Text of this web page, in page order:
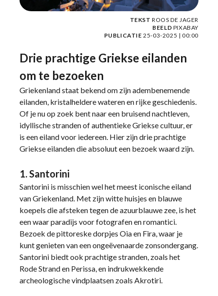
TEKSTROOS DE JAGER
BEELD PIXABAY
PUBLICATIE25-03-2025 | 00:00
Drie prachtige Griekse eilanden
om te bezoeken
Griekenland staat bekend om zijn adembenemende
eilanden, kristalheldere wateren en rijke geschiedenis.
Of je nu op zoek bent naar een bruisend nachtleven,
idyllische stranden of authentieke Griekse cultuur, er
is een eiland voor iedereen. Hier zijn drie prachtige
Griekse eilanden die absoluut een bezoek waard zijn.
1. Santorini
Santorini is misschien wel het meest iconische eiland
van Griekenland. Met zijn witte huisjes en blauwe
koepels die afsteken tegen de azuurblauwe zee, is het
een waar paradijs voor fotografen en romantici.
Bezoek de pittoreske dorpjes Oia en Fira, waar je
kunt genieten van een ongeëvenaarde zonsondergang.
Santorini biedt ook prachtige stranden, zoals het
Rode Strand en Perissa, en indrukwekkende
archeologische vindplaatsen zoals Akrotiri.